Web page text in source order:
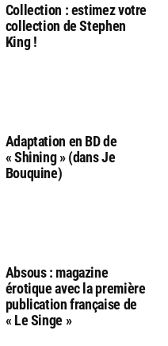
Collection : estimez votre
collection de Stephen
King !
Adaptation en BD de
« Shining » (dans Je
Bouquine)
Absous : magazine
érotique avec la première
publication française de
« Le Singe »